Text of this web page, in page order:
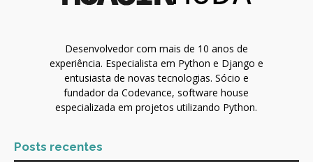
Desenvolvedor com mais de 10 anos de
experiência. Especialista em Python e Django e
entusiasta de novas tecnologias. Sócio e
fundador da Codevance, software house
especializada em projetos utilizando Python.
Posts recentes